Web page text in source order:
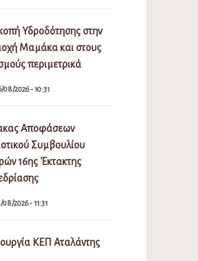
Υδροδότησης στην
Μαμάκα και στους
περιμετρικά
08/2026 - 10:31
Αποφάσεων
Συμβουλίου
16ης Έκτακτης
08/2026 - 11:31
ΚΕΠ Αταλάντης